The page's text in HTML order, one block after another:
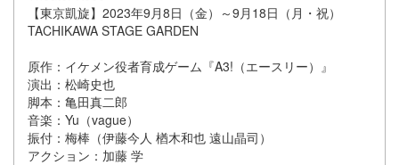
【東京凱旋】2023年9月8日（金）～9月18日（月・祝）
TACHIKAWA STAGE GARDEN
原作：イケメン役者育成ゲーム『A3!（エースリー）』
演出：松崎史也
脚本：亀田真二郎
音楽：Yu（vague）
振付：梅棒（伊藤今人 楢木和也 遠山晶司）
アクション：加藤 学